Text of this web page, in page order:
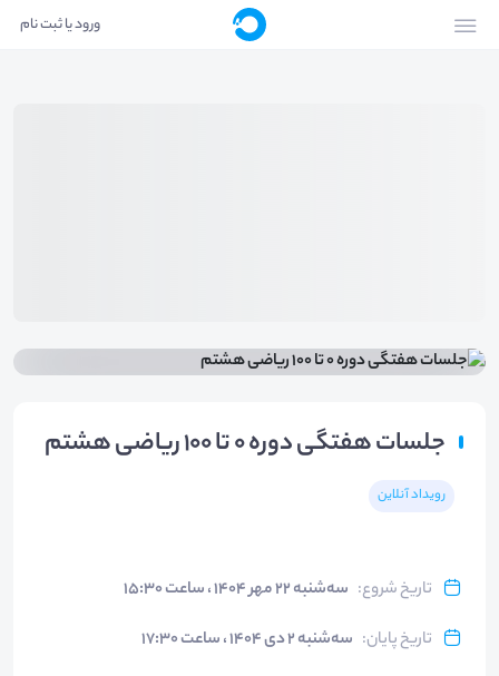
ورود یا ثبت نام
جلسات هفتگی دوره 0 تا 100 ریاضی هشتم
رویداد آنلاین
تاریخ شروع: سه‌شنبه ۲۲ مهر ۱۴۰۴ ، ساعت ۱۵:۳۰
تاریخ پایان: سه‌شنبه ۲ دی ۱۴۰۴ ، ساعت ۱۷:۳۰